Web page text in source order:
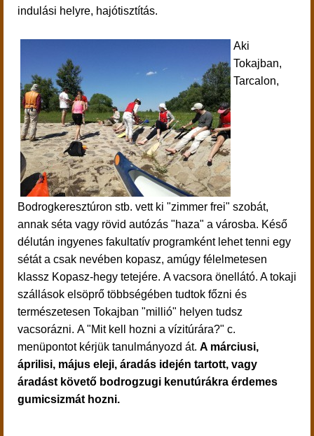
indulási helyre, hajótisztítás.
Aki
Tokajban,
Tarcalon,
Bodrogkeresztúron stb. vett ki "zimmer frei" szobát,
annak séta vagy rövid autózás "haza" a városba. Késő
délután ingyenes fakultatív programként lehet tenni egy
sétát a csak nevében kopasz, amúgy félelmetesen
klassz Kopasz-hegy tetejére. A vacsora önellátó. A tokaji
szállások elsöprő többségében tudtok főzni és
természetesen Tokajban "millió" helyen tudsz
vacsorázni. A "Mit kell hozni a vízitúrára?" c.
menüpontot kérjük tanulmányozd át. A márciusi,
áprilisi, május eleji, áradás idején tartott, vagy
áradást követő bodrogzugi kenutúrákra érdemes
gumicsizmát hozni.